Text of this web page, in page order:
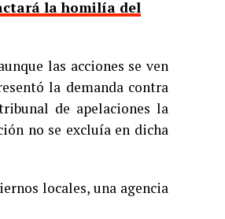
la homilía del
las acciones se ven
la demanda contra
de apelaciones la
no se excluía en dicha
locales, una agencia